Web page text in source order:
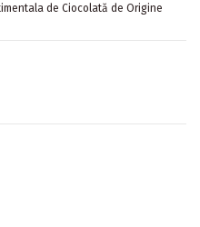
de Ciocolată de Origine